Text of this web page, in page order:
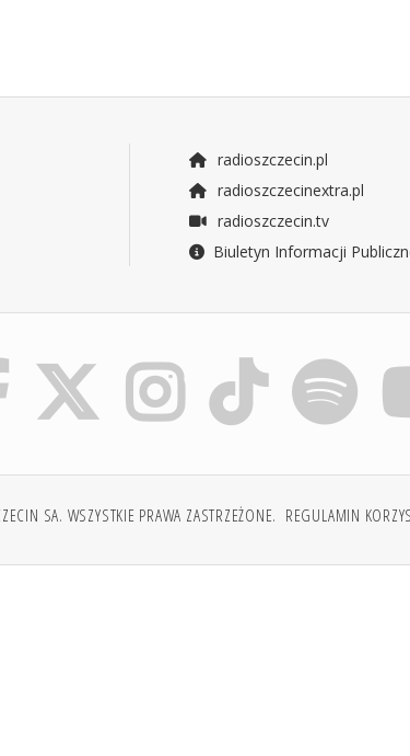
radioszczecin.pl
radioszczecinextra.pl
radioszczecin.tv
Biuletyn Informacji
SA. WSZYSTKIE PRAWA ZASTRZEŻONE. REGULAMIN